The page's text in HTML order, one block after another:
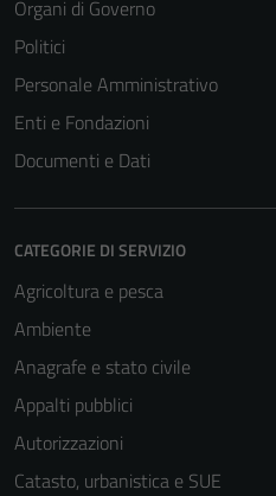
Organi di Governo
Politici
Personale Amministrativo
Enti e Fondazioni
Documenti e Dati
CATEGORIE DI SERVIZIO
Agricoltura e pesca
Ambiente
Anagrafe e stato civile
Appalti pubblici
Autorizzazioni
Catasto, urbanistica e SUE